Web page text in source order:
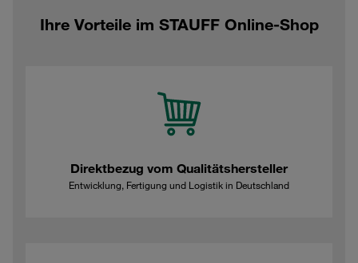
Ihre Vorteile im STAUFF Online-Shop
Direktbezug vom Qualitätshersteller
Entwicklung, Fertigung und Logistik in Deutschland